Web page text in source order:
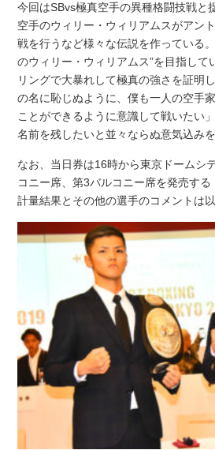
今回はSBvs極真空手の異種格闘技戦と
空手のウィリー・ウィリアムスがアン
戦を行うなど様々な伝説を作っている
のウィリー・ウィリアムス”を目指して
リングで大暴れして極真の強さを証明
の名に恥じぬように、僕も一人の空手
ことができるように意識して戦いたい
名前を残したいと並々ならぬ意気込みを
なお、当日券は16時から東京ドームシ
コニー席、第3バルコニー席を発売する
計量結果とその他の選手のコメントは以